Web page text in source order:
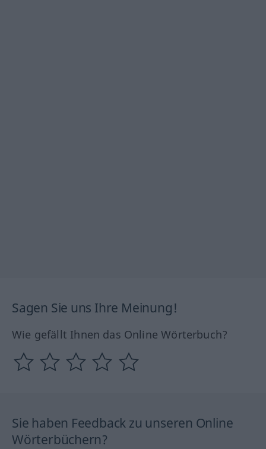
Sagen Sie uns Ihre Meinung!
Wie gefällt Ihnen das Online Wörterbuch?
Sie haben Feedback zu unseren Online
Wörterbüchern?